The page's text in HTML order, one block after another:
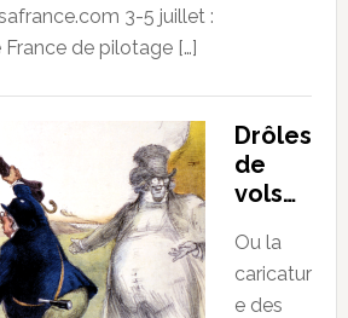
3-5 juillet :
de pilotage […]
Drôles
de
vols…
Ou la
caricatur
e des